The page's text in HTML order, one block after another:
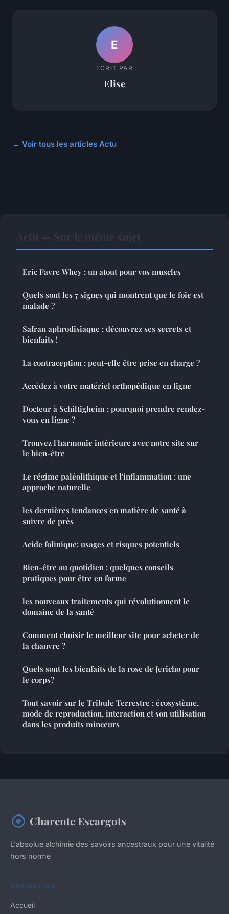
E
ECRIT PAR
Elise
← Voir tous les articles Actu
Eric Favre Whey : un atout pour vos muscles
Quels sont les 7 signes qui montrent que le foie est
malade ?
Safran aphrodisiaque : découvrez ses secrets et
bienfaits !
La contraception : peut-elle être prise en charge ?
Accédez à votre matériel orthopédique en ligne
Docteur à Schiltigheim : pourquoi prendre rendez-
vous en ligne ?
Trouvez l'harmonie intérieure avec notre site sur
le bien-être
Le régime paléolithique et l'inflammation : une
approche naturelle
les dernières tendances en matière de santé à
suivre de près
Acide folinique: usages et risques potentiels
Bien-être au quotidien : quelques conseils
pratiques pour être en forme
les nouveaux traitements qui révolutionnent le
domaine de la santé
Comment choisir le meilleur site pour acheter de
la chanvre ?
Quels sont les bienfaits de la rose de Jericho pour
le corps?
Tout savoir sur le Tribule Terrestre : écosystème,
mode de reproduction, interaction et son utilisation
dans les produits minceurs
Charente Escargots
L'absolue alchimie des savoirs ancestraux pour une vitalité
hors norme
NAVIGATION
Accueil